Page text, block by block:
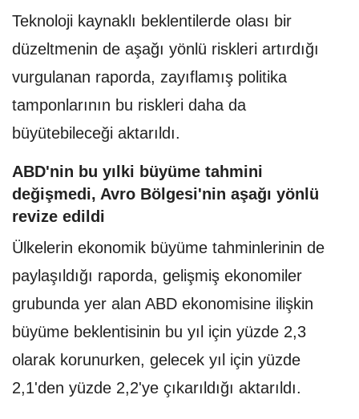
Teknoloji kaynaklı beklentilerde olası bir
düzeltmenin de aşağı yönlü riskleri artırdığı
vurgulanan raporda, zayıflamış politika
tamponlarının bu riskleri daha da
büyütebileceği aktarıldı.
ABD'nin bu yılki büyüme tahmini
değişmedi, Avro Bölgesi'nin aşağı yönlü
revize edildi
Ülkelerin ekonomik büyüme tahminlerinin de
paylaşıldığı raporda, gelişmiş ekonomiler
grubunda yer alan ABD ekonomisine ilişkin
büyüme beklentisinin bu yıl için yüzde 2,3
olarak korunurken, gelecek yıl için yüzde
2,1'den yüzde 2,2'ye çıkarıldığı aktarıldı.